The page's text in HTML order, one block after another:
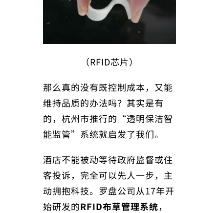
（RFID芯片）
那么真的没有既控制成本，又能
维持品质的办法吗？其实是有
的，杭州市推行的“透明保洁智
能监管”系统就启发了我们。
酒店不能被动等待政府监督或住
客投诉，完全可以先人一步，主
动拥抱科技。罗盘公司从17年开
始研发的RFID布草管理系统，